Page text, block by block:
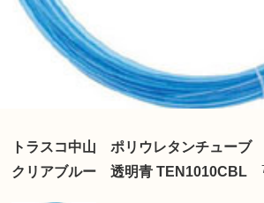
トラスコ中山 ポリウレタンチューブ
クリアブルー 透明青 TEN1010CBL